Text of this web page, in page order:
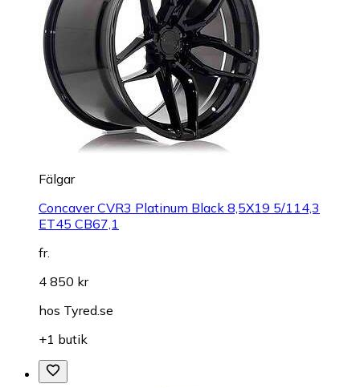
Fälgar
Concaver CVR3 Platinum Black 8,5X19 5/114,3
ET45 CB67,1
fr.
4 850 kr
hos Tyred.se
+1 butik